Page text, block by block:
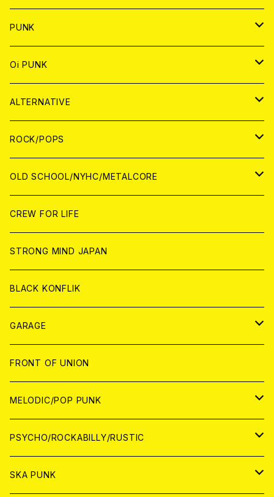
CD
ANALOG
WORLD
CD
ANALOG
CD
JAPAN
WORLD
ANALOG
JAPAN
WORLD
PUNK
JAPAN
CD
ANALOG
WORLD
CD
ANALOG
Oi PUNK
JAPAN
CD
ANALOG
WOLRD
CD
ANALOG
ALTERNATIVE
JAPAN
CD
ANALOG
WORLD
CD
ANALOG
ROCK/POPS
JAPAN
CD
ANALOG
WORLD
CD
ANALOG
OLD SCHOOL/NYHC/METALCORE
JAPAN
CD
ANALOG
WORLD
CD
ANALOG
CREW FOR LIFE
STRONG MIND JAPAN
BLACK KONFLIK
GARAGE
JAPAN
アナログ
CD
WORLD
アナログ
CD
FRONT OF UNION
MELODIC/POP PUNK
JAPAN
CD
WORLD
PSYCHO/ROCKABILLY/RUSTIC
JAPAN
SKA PUNK